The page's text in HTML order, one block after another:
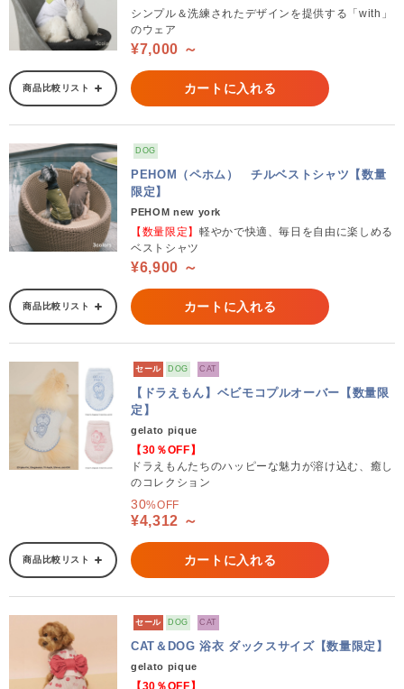
シンプル＆洗練されたデザインを提供する「with」
のウェア
¥7,000 ～
商品比較リスト カートに入れる
DOG
PEHOM（ペホム） チルベストシャツ【数量
限定】
PEHOM new york
【数量限定】 軽やかで快適、毎日を自由に楽しめる
ベストシャツ
¥6,900 ～
商品比較リスト カートに入れる
セール DOG CAT
【ドラえもん】ベビモコプルオーバー【数量限
定】
gelato pique
【30％OFF】
ドラえもんたちのハッピーな魅力が溶け込む、癒し
のコレクション
30%OFF
¥4,312 ～
商品比較リスト カートに入れる
セール DOG CAT
CAT＆DOG 浴衣 ダックスサイズ【数量限定】
gelato pique
【30％OFF】